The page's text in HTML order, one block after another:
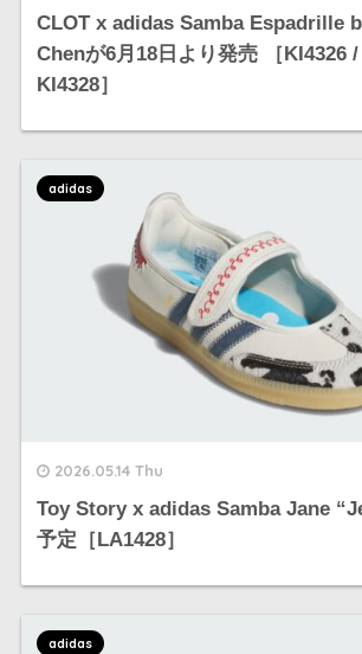
CLOT x adidas Samba Espadrille
Chenが6月18日より発売 ［KI4326
KI4328］
2026.05.14 Thu
Toy Story x adidas Samba Jane
予定［LA1428］
adidas
adidas